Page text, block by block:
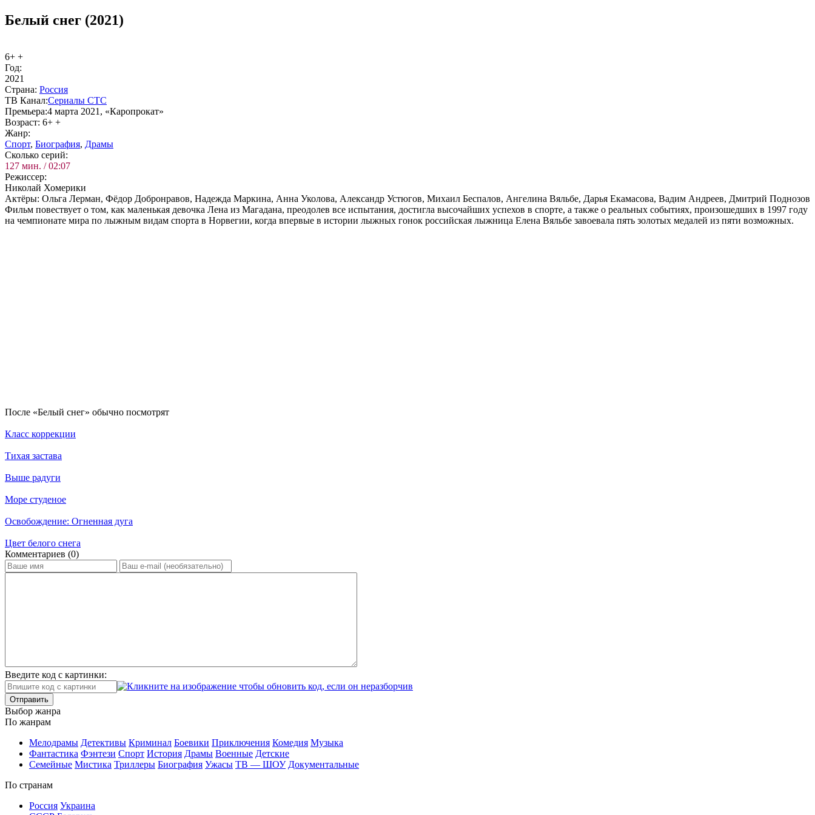
Белый снег (2021)
6+ +
Год:
2021
Стра­на: Рос­сия
ТВ Ка­нал:Се­риа­лы СТС
Пре­мье­ра:4 марта 2021, «Каропрокат»
Воз­раст: 6+ +
Жанр:
Спорт, Био­гра­фия, Дра­мы
Сколь­ко се­рий:
127 мин. / 02:07
Ре­жис­сер:
Николай Хомерики
Ак­тё­ры: Ольга Лерман, Фёдор Добронравов, Надежда Маркина, Анна Уколова, Александр Устюгов, Михаил Беспалов, Ангелина Вяльбе, Дарья Екамасова, Вадим Андреев, Дмитрий Поднозов
Фильм повествует о том, как маленькая девочка Лена из Магадана, преодолев все испытания, достигла высочайших успехов в спорте, а также о реальных событиях, произошедших в 1997 году
на чемпионате мира по лыжным видам спорта в Норвегии, когда впервые в истории лыжных гонок российская лыжница Елена Вяльбе завоевала пять золотых медалей из пяти возможных.
По­сле «Белый снег» обыч­но по­смот­рят
Класс коррекции
Тихая застава
Выше радуги
Море студеное
Освобождение: Огненная дуга
Цвет белого снега
Ком­мен­та­ри­ев (0)
Введите код с картинки:
Отправить
Вы­бор жан­ра
По жан­рам
Ме­ло­дра­мы Де­тек­ти­вы Кри­ми­нал Бое­ви­ки При­клю­че­ния Ко­ме­дия Му­зы­ка
Фан­та­сти­ка Фэн­те­зи Спорт Ис­то­рия Дра­мы Во­ен­ные Дет­ские
Се­мей­ные Мис­ти­ка Трил­ле­ры Био­гра­фия Ужа­сы ТВ — ШОУ До­ку­мен­таль­ные
По стра­нам
Рос­сия Ук­раи­на